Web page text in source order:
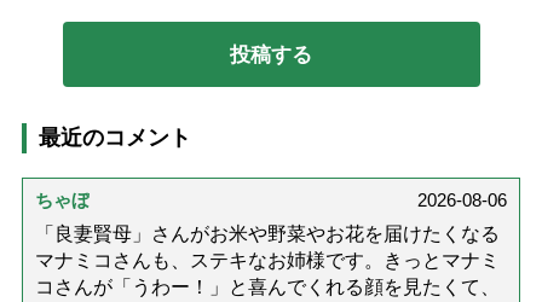
最近のコメント
ちゃぼ
2026-08-06
「良妻賢母」さんがお米や野菜やお花を届けたくなる
マナミコさんも、ステキなお姉様です。きっとマナミ
コさんが「うわー！」と喜んでくれる顔を見たくて、